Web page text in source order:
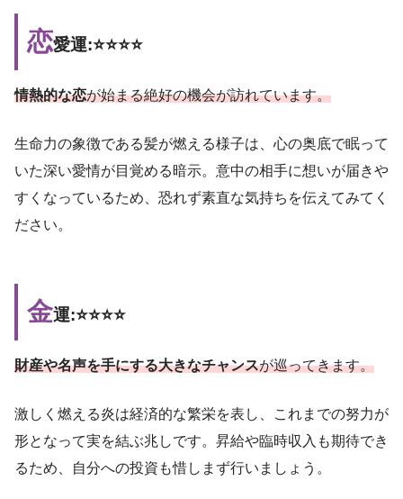
恋愛運:⭐️⭐️⭐️⭐️
情熱的な恋が始まる絶好の機会が訪れています。
生命力の象徴である髪が燃える様子は、心の奥底で眠って
いた深い愛情が目覚める暗示。意中の相手に想いが届きや
すくなっているため、恐れず素直な気持ちを伝えてみてく
ださい。
金運:⭐️⭐️⭐️⭐️
財産や名声を手にする大きなチャンスが巡ってきます。
激しく燃える炎は経済的な繁栄を表し、これまでの努力が
形となって実を結ぶ兆しです。昇給や臨時収入も期待でき
るため、自分への投資も惜しまず行いましょう。